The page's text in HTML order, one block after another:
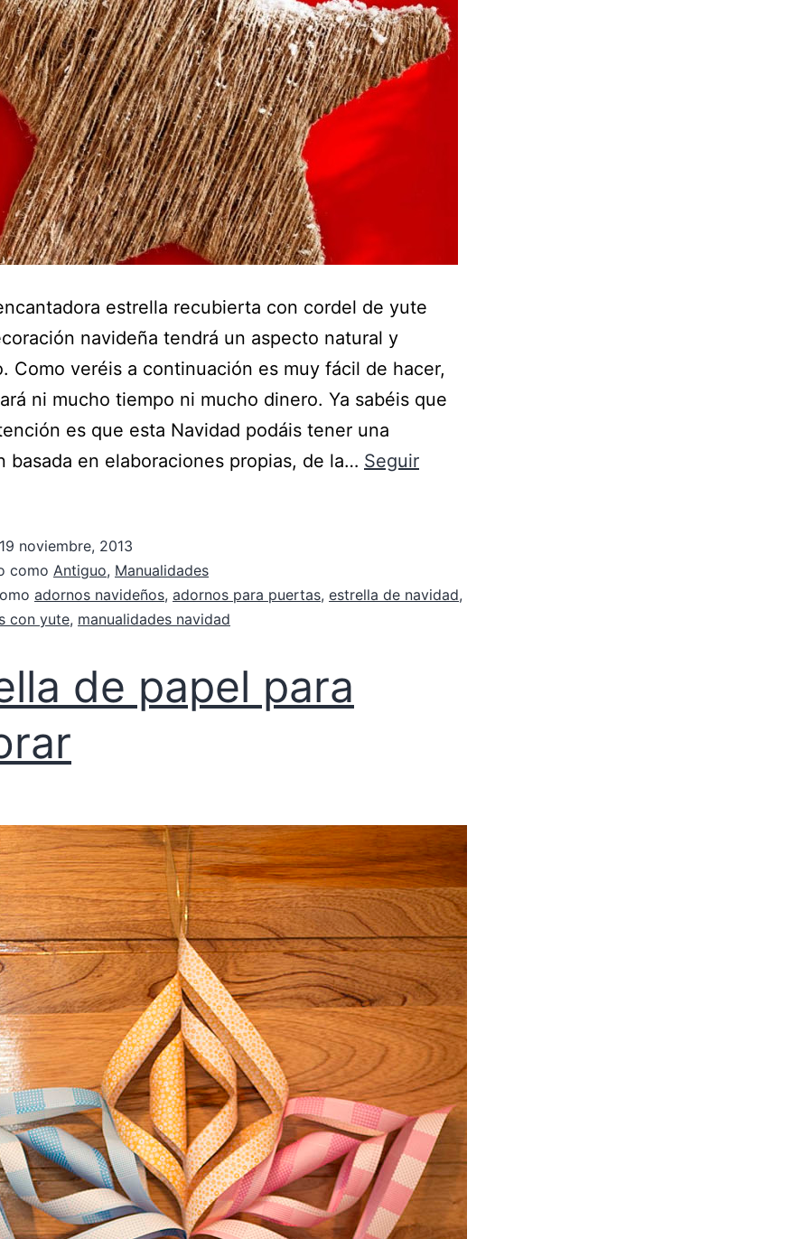
estrella recubierta con cordel de yute
navideña tendrá un aspecto natural y
Como veréis a continuación es muy fácil de hacer,
ni mucho tiempo ni mucho dinero. Ya sabéis que
es que esta Navidad podáis tener una
basada en elaboraciones propias, de la… Seguir
19 noviembre, 2013
como Antiguo, Manualidades
adornos navideños, adornos para puertas, estrella de navidad,
con yute, manualidades navidad
de papel para